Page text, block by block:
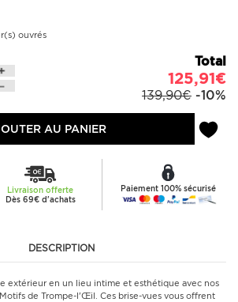
ouvrés
Total
125,91€
139,90€ -10%
AU PANIER
Livraison offerte
Dès 69€ d'achats
Paiement 100% sécurisé
DESCRIPTION
extérieur en un lieu intime et esthétique avec nos
de Trompe-l'Œil. Ces brise-vues vous offrent